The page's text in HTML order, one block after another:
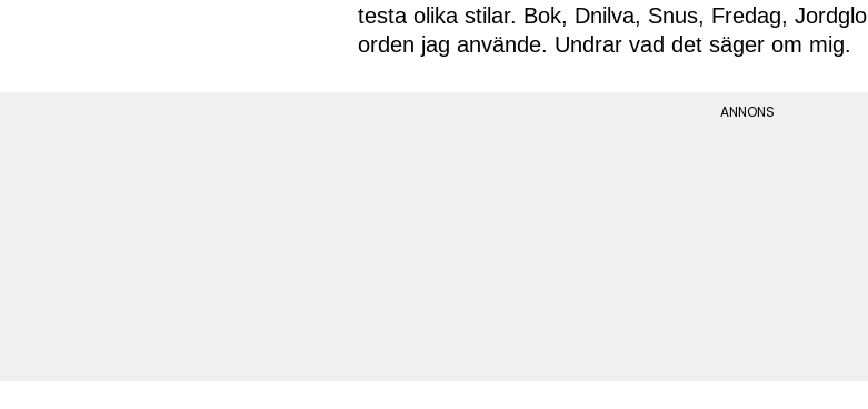
testa olika stilar. Bok, Dnilva, Snus, Fredag,
orden jag använde. Undrar vad det säger om mig.